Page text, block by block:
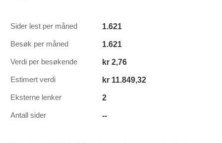
Sider lest per måned 1.621
Besøk per måned 1.621
Verdi per besøkende kr 2,76
Estimert verdi kr 11.849,32
Eksterne lenker 2
Antall sider --